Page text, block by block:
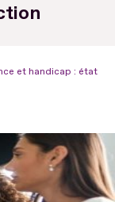
et handicap : état